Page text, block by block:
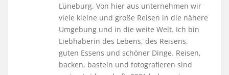
Lüneburg. Von hier aus unternehmen wir
viele kleine und große Reisen in die nähere
Umgebung und in die weite Welt. Ich bin
Liebhaberin des Lebens, des Reisens,
guten Essens und schöner Dinge. Reisen,
backen, basteln und fotografieren sind